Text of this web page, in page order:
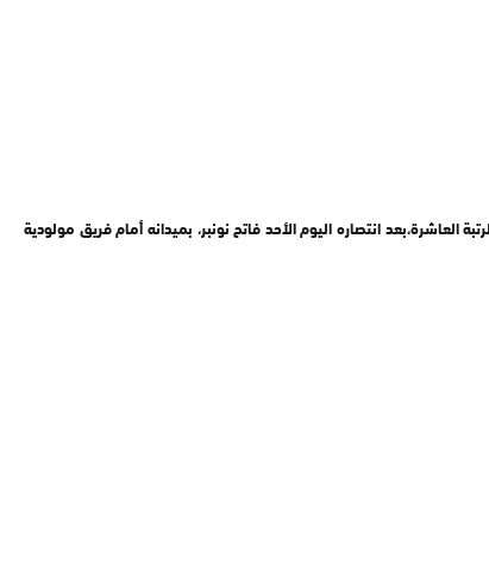
انتصاره اليوم الأحد فاتح نونبر، بميدانه أمام فريق مولودية